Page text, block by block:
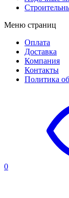
Меню страниц
Оплата
Доставка
Компания
Контакты
Политика
0